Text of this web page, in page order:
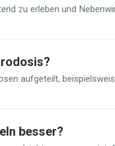
zu erleben und
aufgeteilt,
besser?